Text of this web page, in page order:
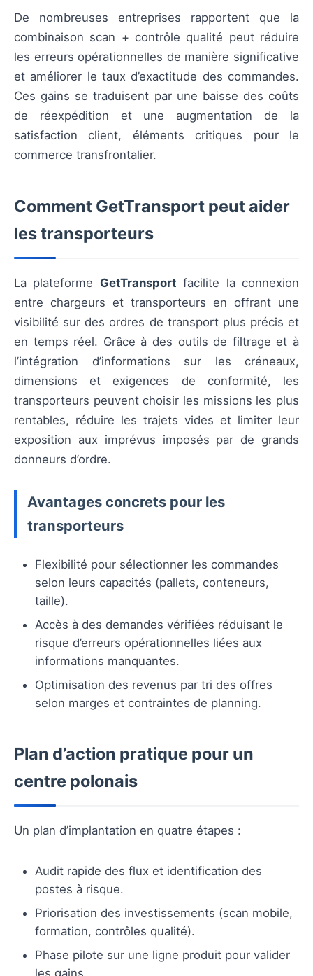
De nombreuses entreprises rapportent que la
combinaison scan + contrôle qualité peut réduire
les erreurs opérationnelles de manière significative
et améliorer le taux d’exactitude des commandes.
Ces gains se traduisent par une baisse des coûts
de réexpédition et une augmentation de la
satisfaction client, éléments critiques pour le
commerce transfrontalier.
Comment GetTransport peut aider
les transporteurs
La plateforme GetTransport facilite la connexion
entre chargeurs et transporteurs en offrant une
visibilité sur des ordres de transport plus précis et
en temps réel. Grâce à des outils de filtrage et à
l’intégration d’informations sur les créneaux,
dimensions et exigences de conformité, les
transporteurs peuvent choisir les missions les plus
rentables, réduire les trajets vides et limiter leur
exposition aux imprévus imposés par de grands
donneurs d’ordre.
Avantages concrets pour les
transporteurs
Flexibilité pour sélectionner les commandes
selon leurs capacités (pallets, conteneurs,
taille).
Accès à des demandes vérifiées réduisant le
risque d’erreurs opérationnelles liées aux
informations manquantes.
Optimisation des revenus par tri des offres
selon marges et contraintes de planning.
Plan d’action pratique pour un
centre polonais
Un plan d’implantation en quatre étapes :
Audit rapide des flux et identification des
postes à risque.
Priorisation des investissements (scan mobile,
formation, contrôles qualité).
Phase pilote sur une ligne produit pour valider
les gains.